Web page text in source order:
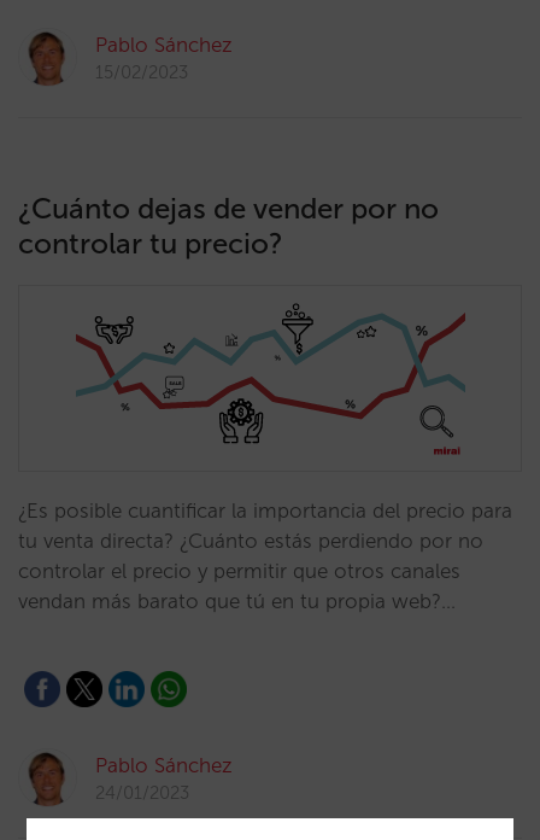
Pablo Sánchez
15/02/2023
¿Cuánto dejas de vender por no
controlar tu precio?
¿Es posible cuantificar la importancia del precio para
tu venta directa? ¿Cuánto estás perdiendo por no
controlar el precio y permitir que otros canales
vendan más barato que tú en tu propia web?…
Pablo Sánchez
24/01/2023